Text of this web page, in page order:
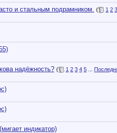
и стальным подрамником. ( 1 2 3
надёжность? ( 1 2 3 4 5
индикатор)